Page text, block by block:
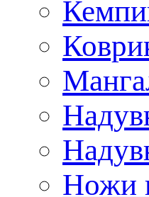
Ножи